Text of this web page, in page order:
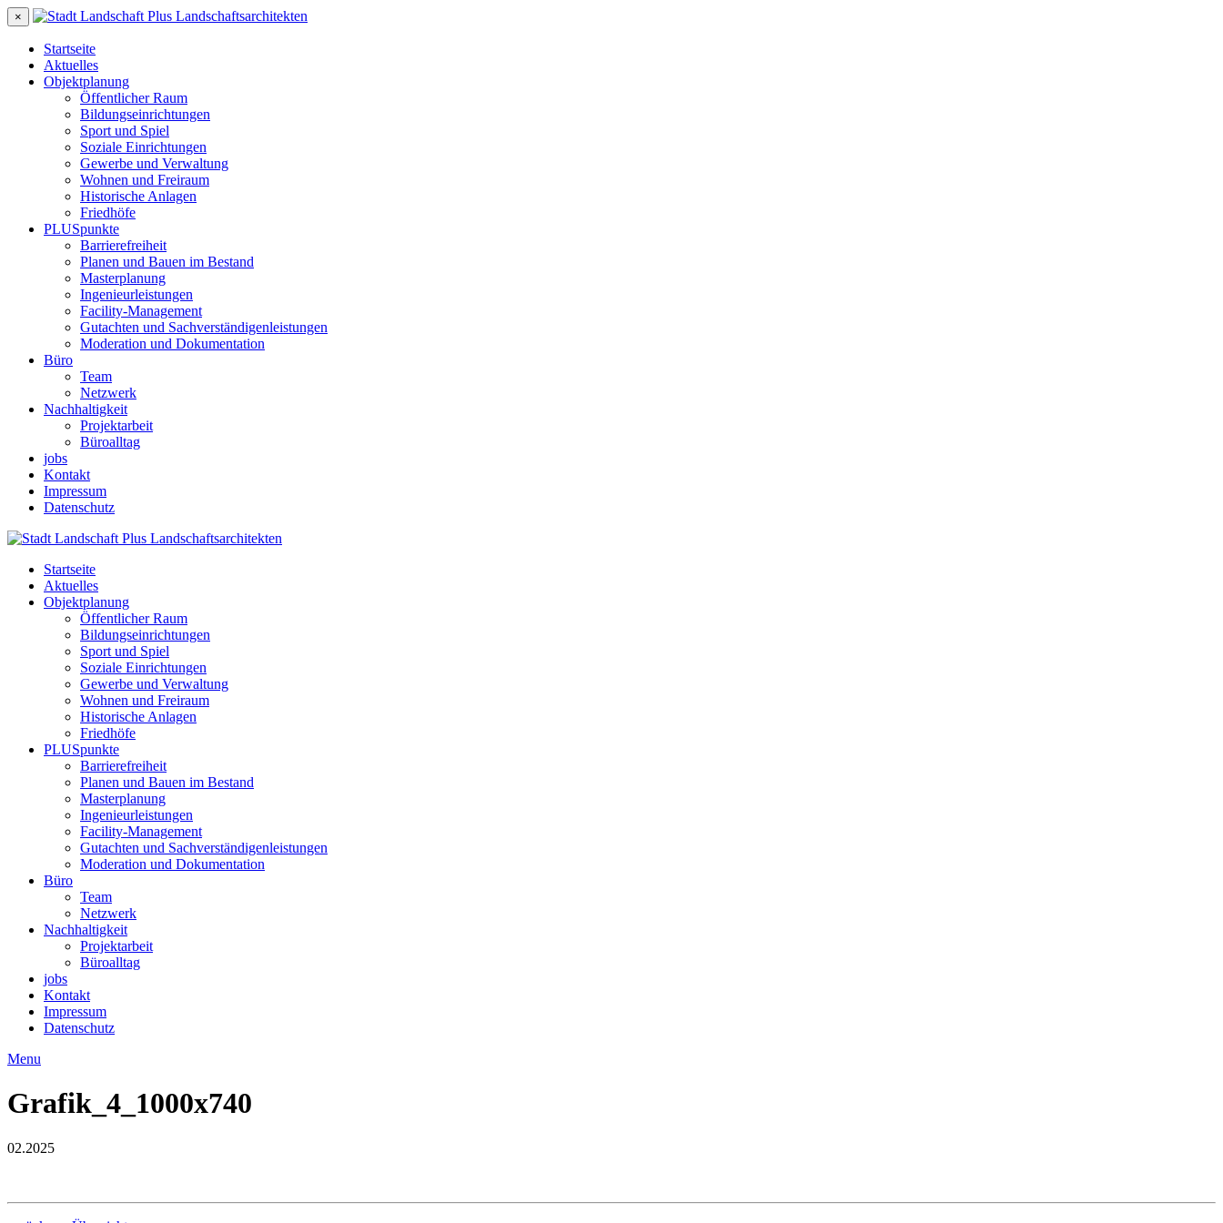
×
Startseite
Aktuelles
Objektplanung
Öffentlicher Raum
Bildungseinrichtungen
Sport und Spiel
Soziale Einrichtungen
Gewerbe und Verwaltung
Wohnen und Freiraum
Historische Anlagen
Friedhöfe
PLUSpunkte
Barrierefreiheit
Planen und Bauen im Bestand
Masterplanung
Ingenieurleistungen
Facility-Management
Gutachten und Sachverständigenleistungen
Moderation und Dokumentation
Büro
Team
Netzwerk
Nachhaltigkeit
Projektarbeit
Büroalltag
jobs
Kontakt
Impressum
Datenschutz
Startseite
Aktuelles
Objektplanung
Öffentlicher Raum
Bildungseinrichtungen
Sport und Spiel
Soziale Einrichtungen
Gewerbe und Verwaltung
Wohnen und Freiraum
Historische Anlagen
Friedhöfe
PLUSpunkte
Barrierefreiheit
Planen und Bauen im Bestand
Masterplanung
Ingenieurleistungen
Facility-Management
Gutachten und Sachverständigenleistungen
Moderation und Dokumentation
Büro
Team
Netzwerk
Nachhaltigkeit
Projektarbeit
Büroalltag
jobs
Kontakt
Impressum
Datenschutz
Menu
Grafik_4_1000x740
02.2025